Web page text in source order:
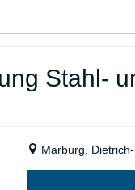
Stahl-
Marburg,